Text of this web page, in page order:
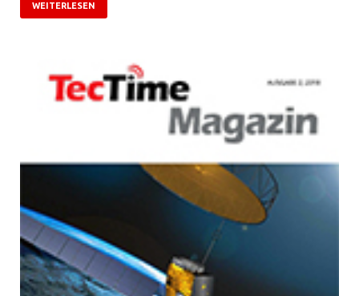
WEITERLESEN